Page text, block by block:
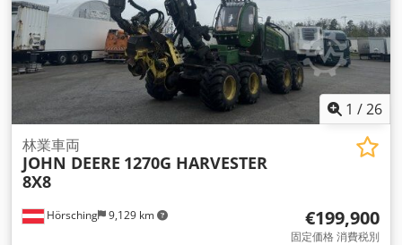
1 /26
Hörsching 9,129 km
林業車両
JOHN DEERE 1270G HARVESTER
8X8
€199,900
固定価格 消費税別